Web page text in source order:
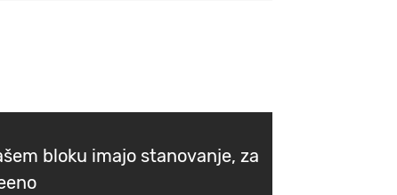
bloku imajo stanovanje, za